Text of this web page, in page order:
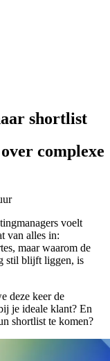
shortlist
complexe
voelt
van alles in:
maar waarom de
stil blijft liggen, is
deze keer de
je ideale klant? En
shortlist te komen?